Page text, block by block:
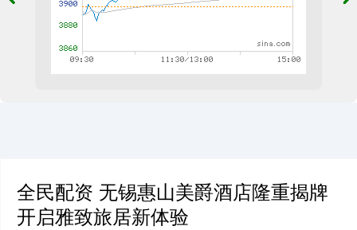
全民配资 无锡惠山美爵酒店隆重揭牌
开启雅致旅居新体验